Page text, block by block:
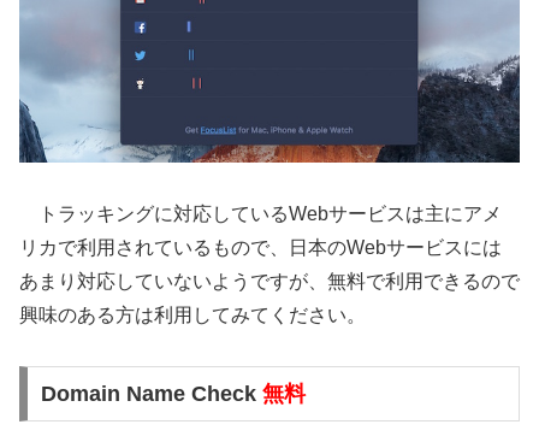
トラッキングに対応しているWebサービスは主にアメ
リカで利用されているもので、日本のWebサービスには
あまり対応していないようですが、無料で利用できるので
興味のある方は利用してみてください。
Domain Name Check 無料